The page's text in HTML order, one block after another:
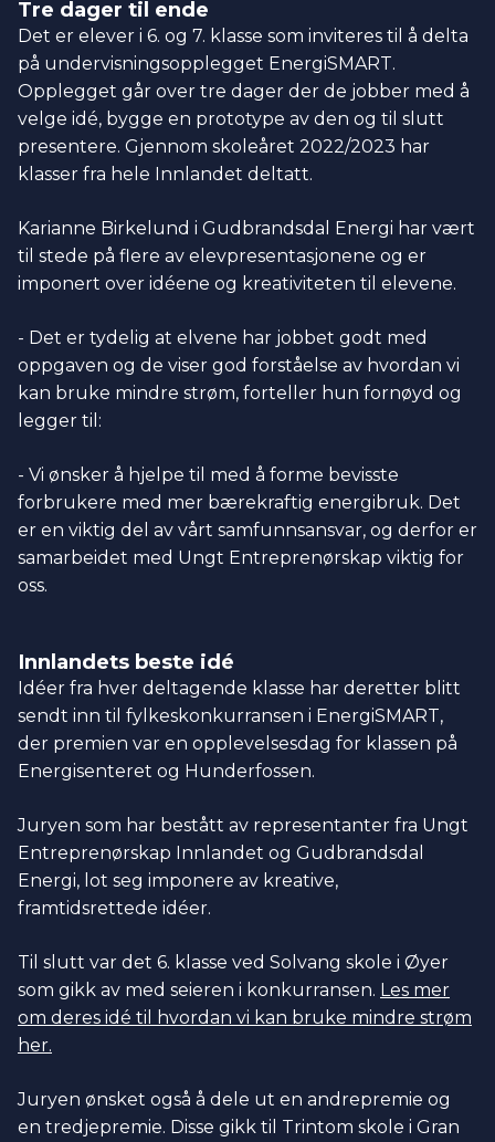
Tre dager til ende
Det er elever i 6. og 7. klasse som inviteres til å delta
på undervisningsopplegget EnergiSMART.
Opplegget går over tre dager der de jobber med å
velge idé, bygge en prototype av den og til slutt
presentere. Gjennom skoleåret 2022/2023 har
klasser fra hele Innlandet deltatt.
Karianne Birkelund i Gudbrandsdal Energi har vært
til stede på flere av elevpresentasjonene og er
imponert over idéene og kreativiteten til elevene.
- Det er tydelig at elvene har jobbet godt med
oppgaven og de viser god forståelse av hvordan vi
kan bruke mindre strøm, forteller hun fornøyd og
legger til:
- Vi ønsker å hjelpe til med å forme bevisste
forbrukere med mer bærekraftig energibruk. Det
er en viktig del av vårt samfunnsansvar, og derfor er
samarbeidet med Ungt Entreprenørskap viktig for
oss.
Innlandets beste idé
Idéer fra hver deltagende klasse har deretter blitt
sendt inn til fylkeskonkurransen i EnergiSMART,
der premien var en opplevelsesdag for klassen på
Energisenteret og Hunderfossen.
Juryen som har bestått av representanter fra Ungt
Entreprenørskap Innlandet og Gudbrandsdal
Energi, lot seg imponere av kreative,
framtidsrettede idéer.
Til slutt var det 6. klasse ved Solvang skole i Øyer
som gikk av med seieren i konkurransen. Les mer
om deres idé til hvordan vi kan bruke mindre strøm
her.
Juryen ønsket også å dele ut en andrepremie og
en tredjepremie. Disse gikk til Trintom skole i Gran